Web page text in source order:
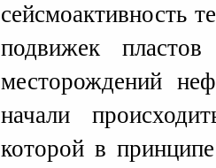
сейсмоактивность
подвижек
месторождений
начали
которой в